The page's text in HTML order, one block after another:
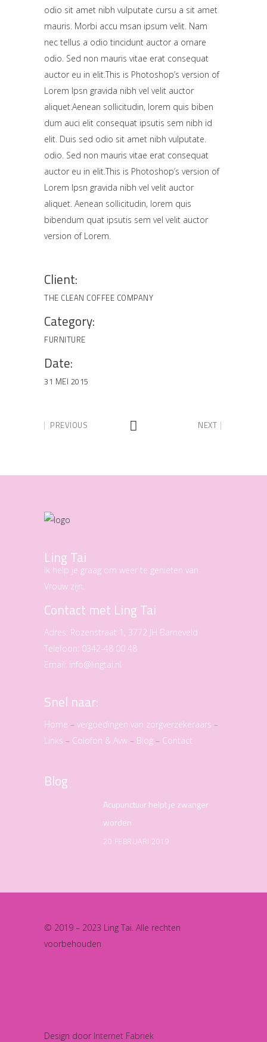
odio sit amet nibh vulputate cursu a sit amet
mauris. Morbi accu msan ipsum velit. Nam
nec tellus a odio tincidunt auctor a ornare
odio. Sed non mauris vitae erat consequat
auctor eu in elit.This is Photoshop’s version of
Lorem Ipsn gravida nibh vel velit auctor
aliquet.Aenean sollicitudin, lorem quis biben
dum auci elit consequat ipsutis sem nibh id
elit. Duis sed odio sit amet nibh vulputate.
odio. Sed non mauris vitae erat consequat
auctor eu in elit.This is Photoshop’s version of
Lorem Ipsn gravida nibh vel velit auctor
aliquet. Aenean sollicitudin, lorem quis
bibendum quat ipsutis sem vel velit auctor
version of Lorem.
Client:
THE CLEAN COFFEE COMPANY
Category:
FURNITURE
Date:
31 MEI 2015
PREVIOUS NEXT
Ling Tai
Ik help je graag om weer te genieten van
Vrouw zijn.
Contact met Ling Tai
Adres: Rozenstraat 1, 3772 JH Barneveld
Telefoon: 0342-48 00 48
Email: info@lingtai.nl
Snel naar:
Home – vergoedingen van zorgverzekeraars –
Links – Colofon & Avw – Blog – Contact
Blog
Acupunctuur helpt je zwanger
worden
20 FEBRUARI 2019
© 2019 – 2023 Ling Tai. Alle rechten
voorbehouden
Design door Internet Fabriek